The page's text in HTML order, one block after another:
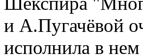
и А.Пугачёвой
исполнила в